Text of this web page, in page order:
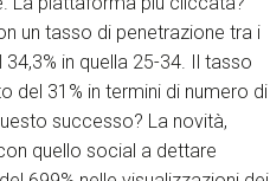
un tasso di penetrazione tra i
in quella 25-34. Il tasso
del 31% in termini di numero di
successo? La novità,
quello social a dettare